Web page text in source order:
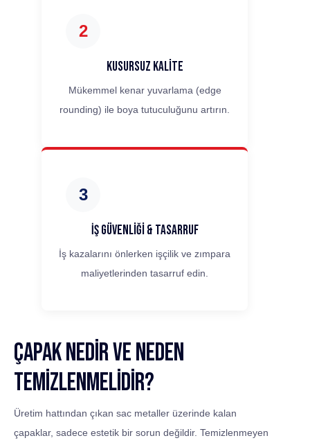
2
Kusursuz Kalite
Mükemmel kenar yuvarlama (edge
rounding) ile boya tutuculuğunu artırın.
3
İş Güvenliği & Tasarruf
İş kazalarını önlerken işçilik ve zımpara
maliyetlerinden tasarruf edin.
Çapak Nedir ve Neden
Temizlenmelidir?
Üretim hattından çıkan sac metaller üzerinde kalan
çapaklar, sadece estetik bir sorun değildir. Temizlenmeyen